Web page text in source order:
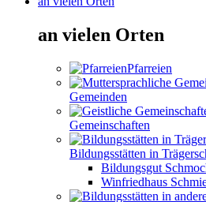
an vielen Orten
Pfarreien
Gemeinden
Gemeinschaften
Bildungsstätten in
Bildungsgut
Winfriedhaus